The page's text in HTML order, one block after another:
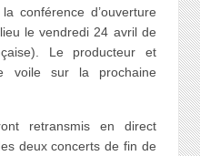
conférence d’ouverture
le vendredi 24 avril de
Le producteur et
voile sur la prochaine
retransmis en direct
deux concerts de fin de